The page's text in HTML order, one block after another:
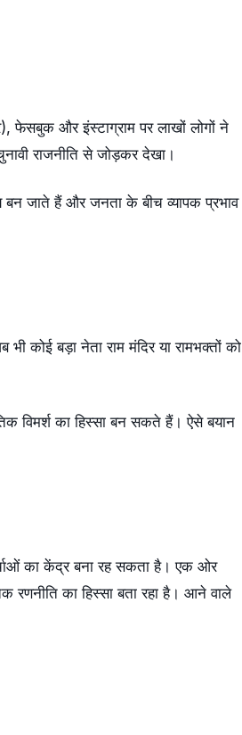
फेसबुक और इंस्टाग्राम पर लाखों लोगों ने
राजनीति से जोड़कर देखा।
बन जाते हैं और जनता के बीच व्यापक प्रभाव
कोई बड़ा नेता राम मंदिर या रामभक्तों को
विमर्श का हिस्सा बन सकते हैं। ऐसे बयान
का केंद्र बना रह सकता है। एक ओर
रणनीति का हिस्सा बता रहा है। आने वाले